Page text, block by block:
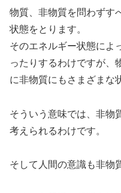
物質、非物質を問わずす
状態をとります。
そのエネルギー状態によ
ったりするわけですが、
に非物質にもさまざまな
そういう意味では、非物
考えられるわけです。
そして人間の意識も非物